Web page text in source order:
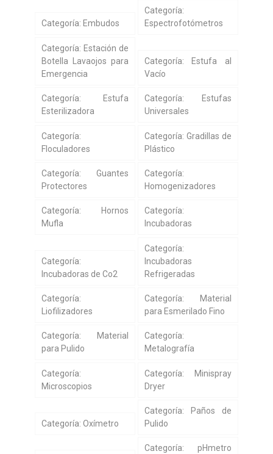
Categoría: Embudos
Categoría:
Espectrofotómetros
Categoría: Estación de
Botella Lavaojos para
Emergencia
Categoría: Estufa al
Vacío
Categoría: Estufa
Esterilizadora
Categoría: Estufas
Universales
Categoría:
Floculadores
Categoría: Gradillas de
Plástico
Categoría: Guantes
Protectores
Categoría:
Homogenizadores
Categoría: Hornos
Mufla
Categoría:
Incubadoras
Categoría:
Incubadoras de Co2
Categoría:
Incubadoras
Refrigeradas
Categoría:
Liofilizadores
Categoría: Material
para Esmerilado Fino
Categoría: Material
para Pulido
Categoría:
Metalografía
Categoría:
Microscopios
Categoría: Minispray
Dryer
Categoría: Oxímetro
Categoría: Paños de
Pulido
Categoría: pHmetro